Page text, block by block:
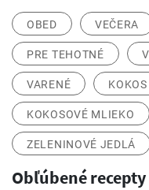
OBED VEČERA
PRE TEHOTNÉ
VARENÉ KOKOS
KOKOSOVÉ MLIEKO
ZELENINOVÉ JEDLÁ
Obľúbené recepty